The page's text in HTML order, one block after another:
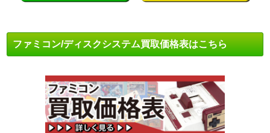
ファミコン/ディスクシステム買取価格表はこちら